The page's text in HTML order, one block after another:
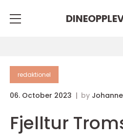
redaktionel
06. October 2023 by
Fjelltur